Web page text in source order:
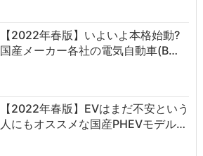
【2022年春版】いよいよ本格始動?
国産メーカー各社の電気自動車(B…
【2022年春版】EVはまだ不安という
人にもオススメな国産PHEVモデル…